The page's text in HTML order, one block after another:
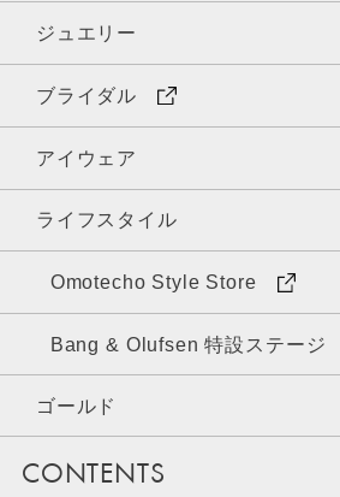
ジュエリー
ブライダル
アイウェア
ライフスタイル
Omotecho Style Store
Bang & Olufsen 特設ステージ
ゴールド
CONTENTS